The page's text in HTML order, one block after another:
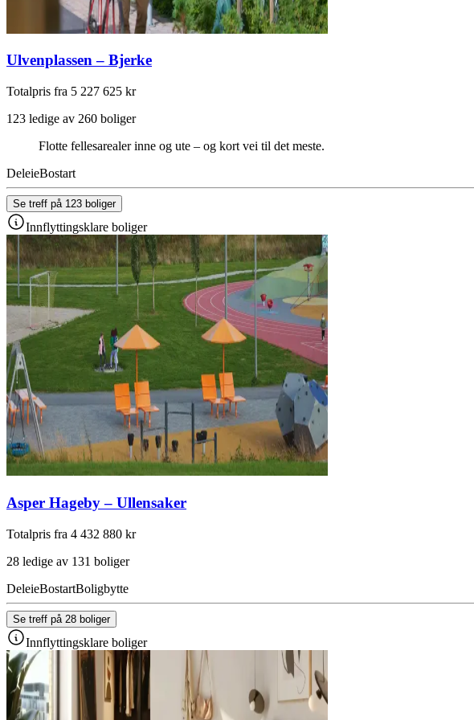
Ulvenplassen – Bjerke
Totalpris fra 5 227 625 kr
123 ledige av 260 boliger
Flotte fellesarealer inne og ute – og kort vei til det meste.
DeleieBostart
Se treff på 123 boliger
Innflyttingsklare boliger
Asper Hageby – Ullensaker
Totalpris fra 4 432 880 kr
28 ledige av 131 boliger
DeleieBostartBoligbytte
Se treff på 28 boliger
Innflyttingsklare boliger